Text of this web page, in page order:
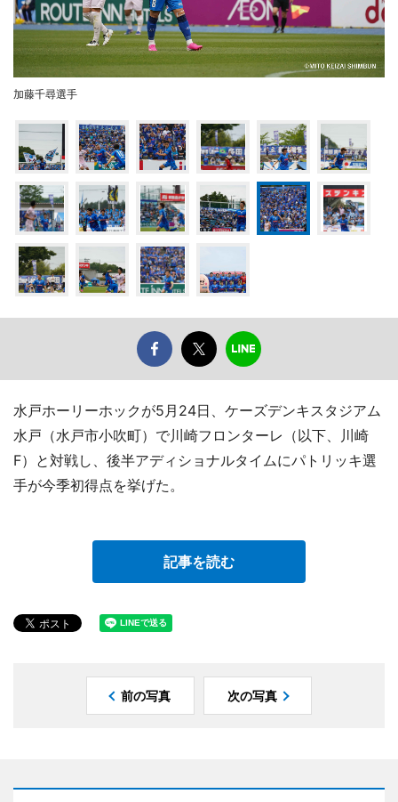
加藤千尋選手
水戸ホーリーホックが5月24日、ケーズデンキスタジアム
水戸（水戸市小吹町）で川崎フロンターレ（以下、川崎
F）と対戦し、後半アディショナルタイムにパトリッキ選
手が今季初得点を挙げた。
記事を読む
前の写真 次の写真